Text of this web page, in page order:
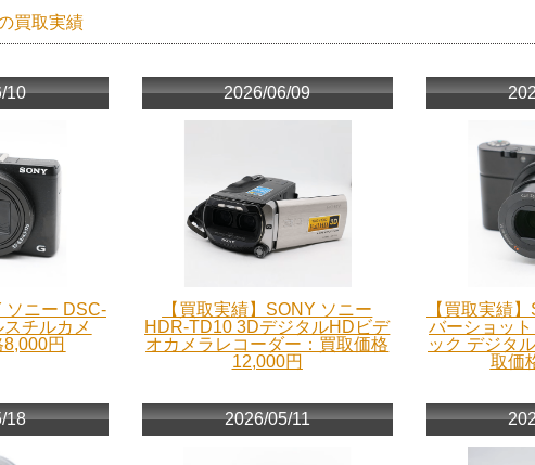
買取実績
10
ソニー DSC-
チルカメ
円
2026/06/09
【買取実績】SONY ソニー
HDR-TD10 3DデジタルHDビデ
オカメラレコーダー：買取価格
12,000円
【買取実績
バーショッ
ック デジタ
取価
18 2026/05/11